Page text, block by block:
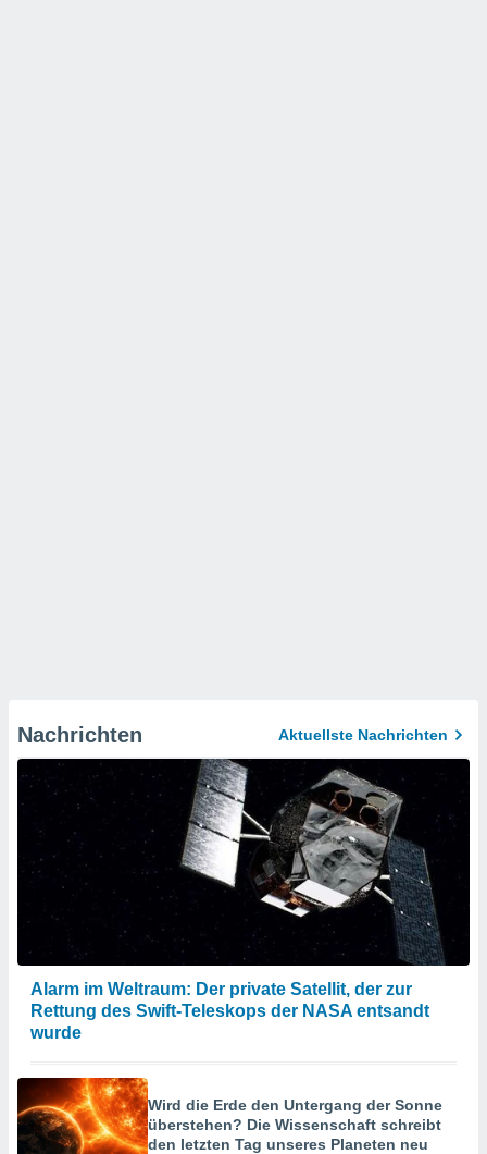
Nachrichten Aktuellste Nachrichten
Alarm im Weltraum: Der private Satellit, der zur
Rettung des Swift-Teleskops der NASA entsandt
wurde
Wird die Erde den Untergang der Sonne
überstehen? Die Wissenschaft schreibt
den letzten Tag unseres Planeten neu